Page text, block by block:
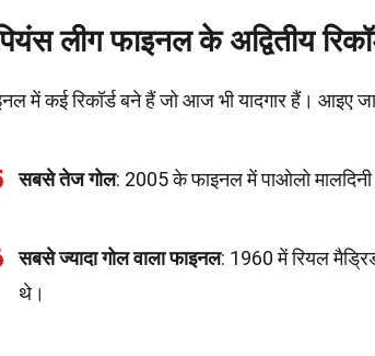
लीग फाइनल के अद्वितीय
में कई रिकॉर्ड बने हैं जो आज भी यादगार हैं। आइए
सबसे तेज गोल: 2005 के फाइनल में पाओलो
सबसे ज्यादा गोल वाला फाइनल: 1960 में रियल
थे।